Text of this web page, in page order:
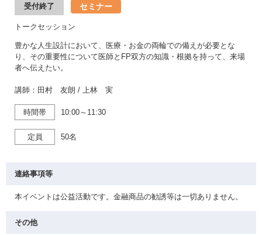
受付終了 セミナー
トークセッション
豊かな人生設計において、医療・お金の両輪での備えが必要とな
り、その重要性について医師とFP双方の知識・根拠を持って、来場
者へ伝えたい。
講師：田村 友朗 / 上林 実
時間帯 10:00～11:30
定員 50名
連絡事項等
本イベントは公益活動です。金融商品の勧誘等は一切ありません。
その他